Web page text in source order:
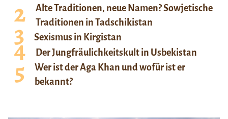
Alte Traditionen, neue Namen? Sowjetische
Traditionen in Tadschikistan
Sexismus in Kirgistan
Der Jungfräulichkeitskult in Usbekistan
Wer ist der Aga Khan und wofür ist er
bekannt?